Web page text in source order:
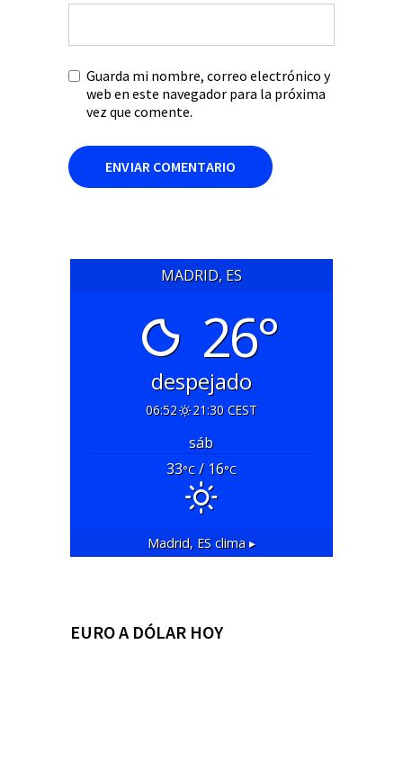
Guarda mi nombre, correo electrónico y
web en este navegador para la próxima
vez que comente.
MADRID, ES
26°
despejado
06:52 21:30 CEST
sáb
33°C/ 16°C
Madrid, ES clima ▸
EURO A DÓLAR HOY